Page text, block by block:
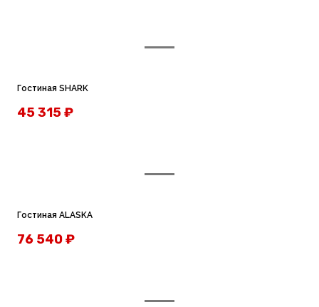
Гостиная SHARK
45 315₽
Гостиная ALASKA
76 540₽